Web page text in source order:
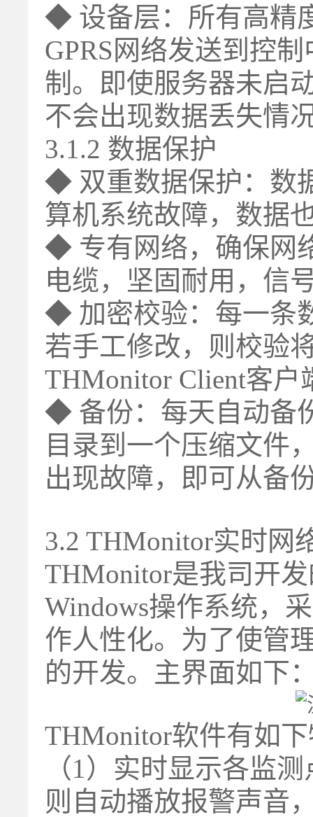
◆ 设备层：所有高精
GPRS网络发送到控
制。即使服务器未启
不会出现数据丢失情
3.1.2 数据保护
◆ 双重数据保护：数
算机系统故障，数据
◆ 专有网络，确保网
电缆，坚固耐用，信
◆ 加密校验：每一条
若手工修改，则校验
THMonitor Client客户
◆ 备份：每天自动备
目录到一个压缩文件
出现故障，即可从备
3.2 THMonitor实时网
THMonitor是我司开
Windows操作系统，
作人性化。为了使管
的开发。主界面如下
THMonitor软件有如
（1）实时显示各监
则自动播放报警声音